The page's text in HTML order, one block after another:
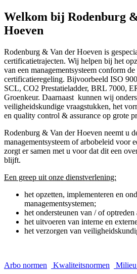
Welkom bij Rodenburg
Hoeven
Rodenburg & Van der Hoeven is
certificatietrajecten. Wij helpen bij het
van een managementsysteem conform
certificatieregeling. Bijvoorbeeld ISO
SCL, CO2 Prestatieladder, BRL 7000,
Groenkeur. Daarnaast kunnen wij
veiligheidskundige vraagstukken, het
en quality control & assurance op grote
Rodenburg & Van der Hoeven neemt u
managementsysteem of arbobeleid voor
zorgt er samen met u voor dat dit een
blijft.
Een greep uit onze dienstverlening:
het opzetten, implementeren en
managementsystemen;
het ondersteunen van / of
het uitvoeren van interne en
het verzorgen van
Arbo normen Kwaliteitsnormen Milieu